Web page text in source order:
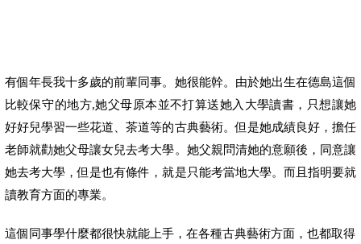
有個年長我十多歲的前輩同事。她很能幹。由於她出生在德島這個
比較保守的地方,她父母原本並不打算送她入大學讀書，只想讓她
好好兒學習一些花道、茶道等的古典藝術。但是她成績良好，擔任
老師就勸她父母讓女兒去考大學。她父親問清她的意願後，同意讓
她去考大學，但是也有條件，就是只能考當地大學。而且指明要就
讀教育方面的專業。
這個同事學什麼都很快就能上手，在各種古典藝術方面，也都取得